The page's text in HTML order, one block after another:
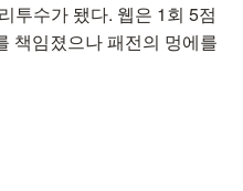
투수가 됐다. 웹은 1회 5점
책임졌으나 패전의 멍에를